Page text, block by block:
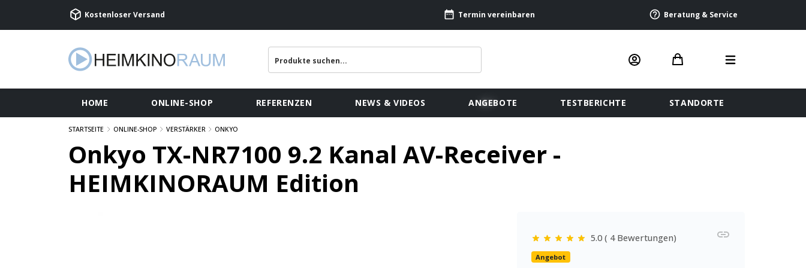
Kostenloser Versand Termin vereinbaren Beratung & Service
HOME ONLINE-SHOP REFERENZEN NEWS & VIDEOS ANGEBOTE TESTBERICHTE STANDORTE
STARTSEITE ONLINE-SHOP VERSTÄRKER ONKYO
Onkyo TX-NR7100 9.2 Kanal AV-Receiver -
HEIMKINORAUM Edition
5.0 ( 4 Bewertungen)
Angebot